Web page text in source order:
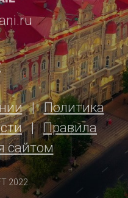
| Политика
|
Правила
сайтом
2022